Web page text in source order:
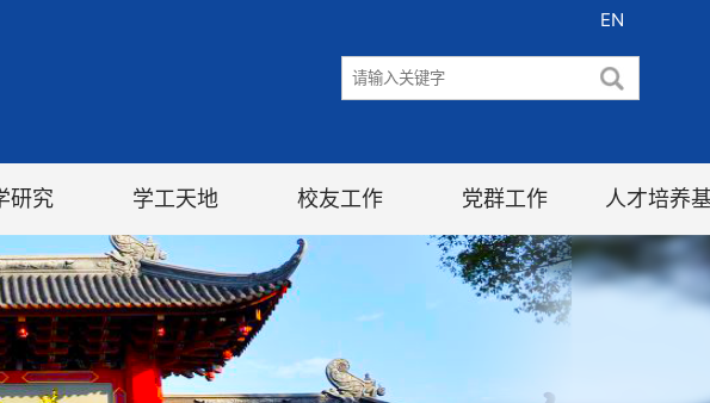
EN
研究 学工天地 校友工作 党群工作 人才培养